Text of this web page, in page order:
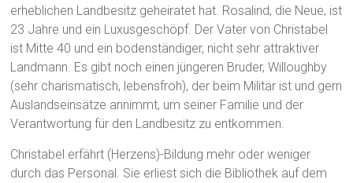
erheblichen Landbesitz geheiratet hat. Rosalind, die Neue, ist
23 Jahre und ein Luxusgeschöpf. Der Vater von Christabel
ist Mitte 40 und ein bodenständiger, nicht sehr attraktiver
Landmann. Es gibt noch einen jüngeren Bruder, Willoughby
(sehr charismatisch, lebensfroh), der beim Militär ist und gern
Auslandseinsätze annimmt, um seiner Familie und der
Verantwortung für den Landbesitz zu entkommen.
Christabel erfährt (Herzens)-Bildung mehr oder weniger
durch das Personal. Sie erliest sich die Bibliothek auf dem